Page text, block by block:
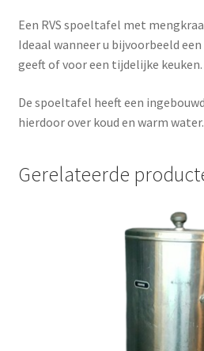
Een RVS spoeltafel met
Ideaal wanneer u bijvoorbeeld
geeft of voor een tijdelijke keuken.
De spoeltafel heeft een
hierdoor over koud en warm water.
Gerelateerde